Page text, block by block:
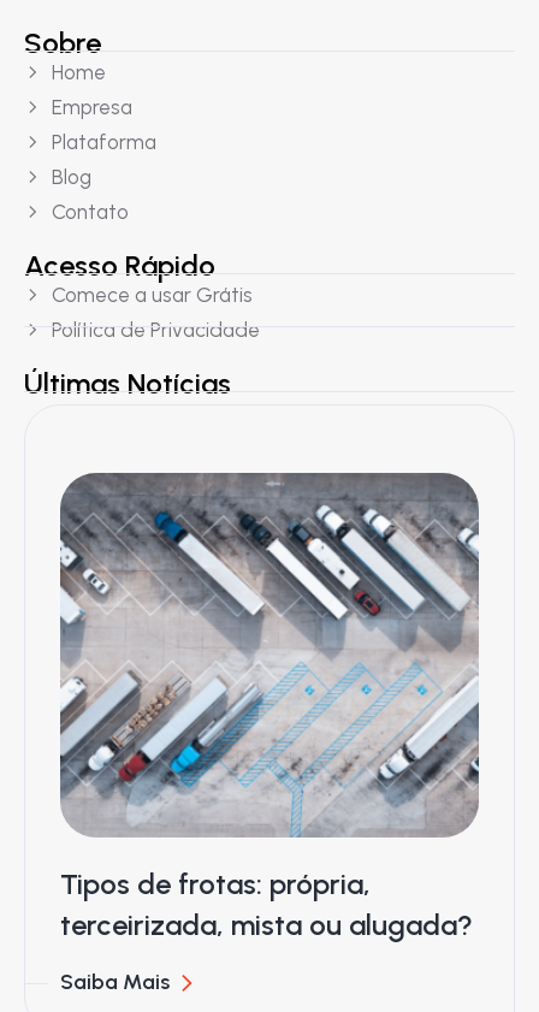
Sobre
Home
Empresa
Plataforma
Blog
Contato
Acesso Rápido
Comece a usar Grátis
Política de Privacidade
Últimas Notícias
Tipos de frotas: própria,
terceirizada, mista ou alugada?
Saiba Mais